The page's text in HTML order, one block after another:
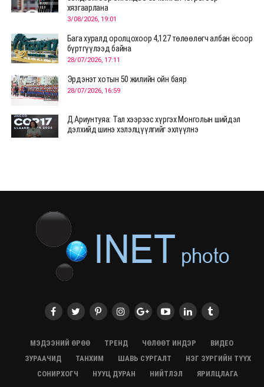
хязгаарлана
3/08/2026, 19:01
Бага хуралд оролцохоор 4,127 төлөөлөгч албан ёсоор
бүртгүүлээд байна
28/07/2026, 17:11
Эрдэнэт хотын 50 жилийн ойн баяр
28/07/2026, 16:59
Д.Ариунтуяа: Тал хээрээс хүргэх Монголын шийдэл
дэлхийд шинэ хэлэлцүүлгийг эхлүүлнэ
28/07/2026, 12:04
ХӨВСГӨЛ Нутгийн зөвлөлөөс МУАЖ Д.Цэрэндарьзавт
2 өрөө байр олгоно
20/07/2026, 19:22
20/07/2026, 19:21
хийхээр хүрэлцэн ирлээ
Испанийн шигшээ баг ДАШТ-д хоёр дахь удаагаа
МЭДЭЭНИЙ ӨРӨӨ ТРЕНД ЧӨЛӨӨТ ИНДЭР
ВИДЕО
ЗУРААЧИД
ТАНХИМ ШАВЬ СУРГАЛТ
НЭГ ЗУРГИЙН ТҮҮХ
СОНИРХОГЧ
НУУЦ ДУРАН НИЙТЛЭЛ ЯРИЛЦЛАГА